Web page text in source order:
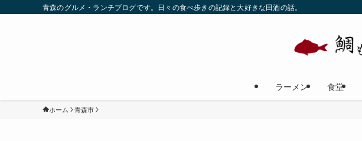
青森のグルメ・ランチブログです。日々の食べ歩きの記録と大好きな田酒の話。
ラーメン 食堂
ホーム 青森市